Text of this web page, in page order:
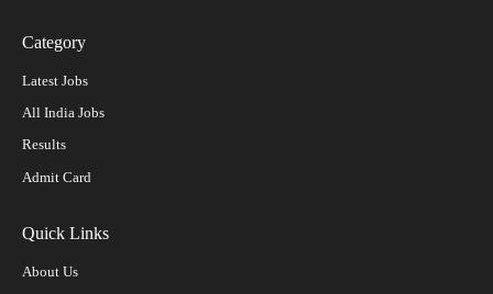
Category
Latest Jobs
All India Jobs
Results
Admit Card
Quick Links
About Us